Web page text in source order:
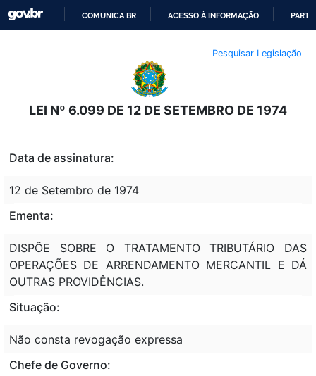
O
CONTEÚDO
COMUNICA BR ACESSO À INFORMAÇÃO
Pesquisar Legislação
LEI Nº 6.099 DE 12 DE SETEMBRO DE 1974
Data de assinatura:
12 de Setembro de 1974
Ementa:
DISPÕE SOBRE O TRATAMENTO TRIBUTÁRIO DAS
OPERAÇÕES DE ARRENDAMENTO MERCANTIL E DÁ
OUTRAS PROVIDÊNCIAS.
Situação:
Não consta revogação expressa
Chefe de Governo: